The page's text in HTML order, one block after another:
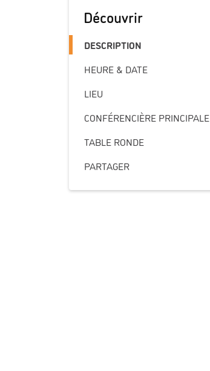
Découvrir
DESCRIPTION
HEURE & DATE
LIEU
CONFÉRENCIÈRE PRINCIPALE
TABLE RONDE
PARTAGER